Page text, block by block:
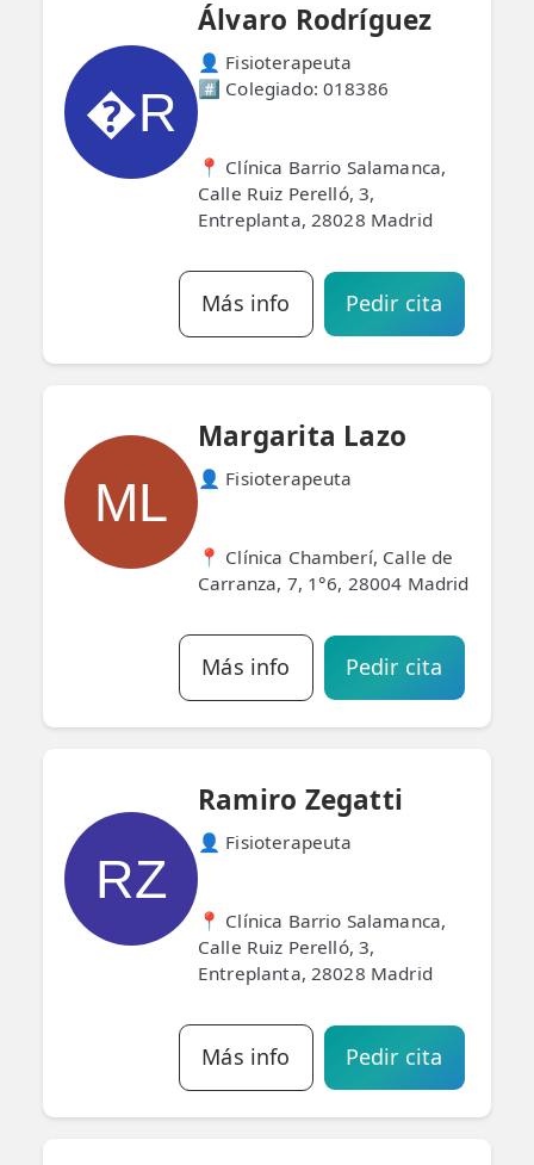
�R
Álvaro Rodríguez
👤 Fisioterapeuta
#️⃣ Colegiado: 018386
📍 Clínica Barrio Salamanca,
Calle Ruiz Perelló, 3,
Entreplanta, 28028 Madrid
Más info Pedir cita
ML
Margarita Lazo
👤 Fisioterapeuta
📍 Clínica Chamberí, Calle de
Carranza, 7, 1°6, 28004 Madrid
Más info Pedir cita
RZ
Ramiro Zegatti
👤 Fisioterapeuta
📍 Clínica Barrio Salamanca,
Calle Ruiz Perelló, 3,
Entreplanta, 28028 Madrid
Más info Pedir cita